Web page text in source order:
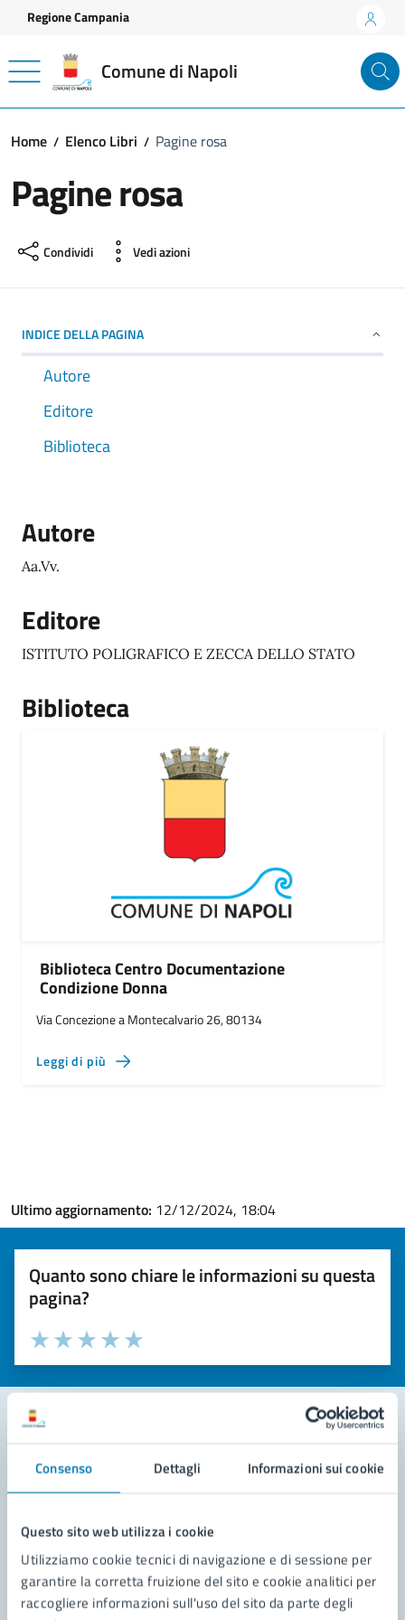
Consenso Dettagli Informazioni sui cookie
Questo sito web utilizza i cookie
Utilizziamo cookie tecnici di navigazione e di sessione per
garantire la corretta fruizione del sito e cookie analitici per
raccogliere informazioni sull'uso del sito da parte degli
Vai ai contenuti
Vai al footer
Regione Campania
Comune di Napoli
Home Elenco Libri Pagine rosa
Pagine rosa
Condividi Vedi azioni
INDICE DELLA PAGINA
Autore
Editore
Biblioteca
Autore
Aa.Vv.
Editore
ISTITUTO POLIGRAFICO E ZECCA DELLO STATO
Biblioteca
Biblioteca Centro Documentazione
Condizione Donna
Via Concezione a Montecalvario 26, 80134
Leggi di più
Ultimo aggiornamento: 12/12/2024, 18:04
Quanto sono chiare le informazioni su questa
pagina?
Valuta la chiarezza delle informazioni (da 1 a 5 stelle)
Seleziona il numero di stelle per valutare la chiarezza delle
Valuta 5 stelle su 5
Valuta 4 stelle su 5
Valuta 3 stelle su 5
Valuta 2 stelle su 5
Valuta 1 stelle su 5
Contatta il comune
Leggi le domande frequenti
Richiedi assistenza
Prenota appuntamento